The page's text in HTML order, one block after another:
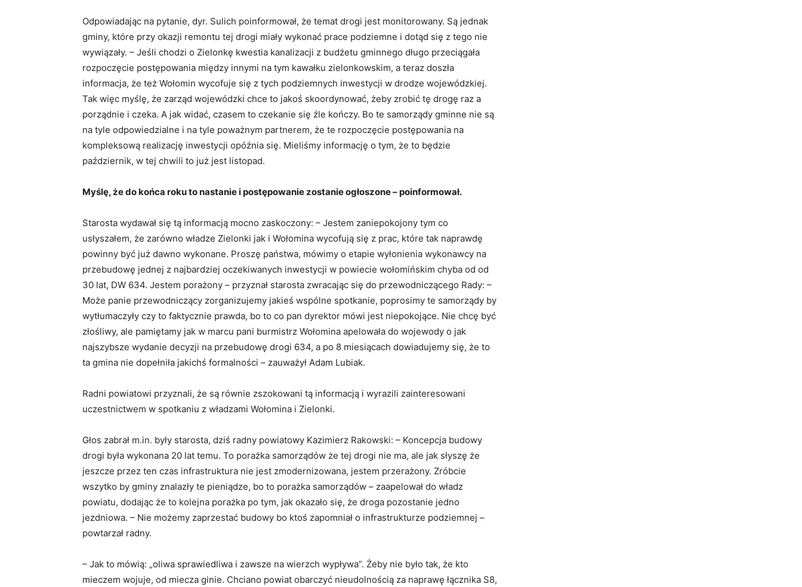
Odpowiadając na pytanie, dyr. Sulich poinformował, że temat drogi jest monitorowany. Są jednak
gminy, które przy okazji remontu tej drogi miały wykonać prace podziemne i dotąd się z tego nie
wywiązały. – Jeśli chodzi o Zielonkę kwestia kanalizacji z budżetu gminnego długo przeciągała
rozpoczęcie postępowania między innymi na tym kawałku zielonkowskim, a teraz doszła
informacja, że też Wołomin wycofuje się z tych podziemnych inwestycji w drodze wojewódzkiej.
Tak więc myślę, że zarząd wojewódzki chce to jakoś skoordynować, żeby zrobić tę drogę raz a
porządnie i czeka. A jak widać, czasem to czekanie się źle kończy. Bo te samorządy gminne nie są
na tyle odpowiedzialne i na tyle poważnym partnerem, że te rozpoczęcie postępowania na
kompleksową realizację inwestycji opóźnia się. Mieliśmy informację o tym, że to będzie
październik, w tej chwili to już jest listopad.
Myślę, że do końca roku to nastanie i postępowanie zostanie ogłoszone – poinformował.
Starosta wydawał się tą informacją mocno zaskoczony: – Jestem zaniepokojony tym co
usłyszałem, że zarówno władze Zielonki jak i Wołomina wycofują się z prac, które tak naprawdę
powinny być już dawno wykonane. Proszę państwa, mówimy o etapie wyłonienia wykonawcy na
przebudowę jednej z najbardziej oczekiwanych inwestycji w powiecie wołomińskim chyba od od
30 lat, DW 634. Jestem porażony – przyznał starosta zwracając się do przewodniczącego Rady: –
Może panie przewodniczący zorganizujemy jakieś wspólne spotkanie, poprosimy te samorządy by
wytłumaczyły czy to faktycznie prawda, bo to co pan dyrektor mówi jest niepokojące. Nie chcę być
złośliwy, ale pamiętamy jak w marcu pani burmistrz Wołomina apelowała do wojewody o jak
najszybsze wydanie decyzji na przebudowę drogi 634, a po 8 miesiącach dowiadujemy się, że to
ta gmina nie dopełniła jakichś formalności – zauważył Adam Lubiak.
Radni powiatowi przyznali, że są równie zszokowani tą informacją i wyrazili zainteresowani
uczestnictwem w spotkaniu z władzami Wołomina i Zielonki.
Głos zabrał m.in. były starosta, dziś radny powiatowy Kazimierz Rakowski: – Koncepcja budowy
drogi była wykonana 20 lat temu. To porażka samorządów że tej drogi nie ma, ale jak słyszę że
jeszcze przez ten czas infrastruktura nie jest zmodernizowana, jestem przerażony. Zróbcie
wszytko by gminy znalazły te pieniądze, bo to porażka samorządów – zaapelował do władz
powiatu, dodając że to kolejna porażka po tym, jak okazało się, że droga pozostanie jedno
jezdniowa. – Nie możemy zaprzestać budowy bo ktoś zapomniał o infrastrukturze podziemnej –
powtarzał radny.
– Jak to mówią: „oliwa sprawiedliwa i zawsze na wierzch wypływa”. Żeby nie było tak, że kto
mieczem wojuje, od miecza ginie. Chciano powiat obarczyć nieudolnością za naprawę łącznika S8,